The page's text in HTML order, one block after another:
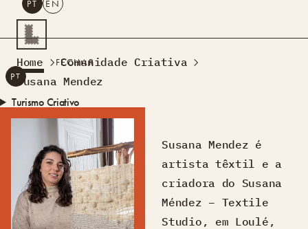
PESQUISAR
PT EN
Turismo Criativo
Rede de Oficinas
Formação
Residências Criativas
ProjetosA AcontecerMontra
Sobre Nós
PT EN
FECHAR
Home
Comunidade Criativa
Susana Mendez
Susana Mendez é
artista têxtil e a
criadora do Susana
Méndez – Textile
Studio, em Loulé,